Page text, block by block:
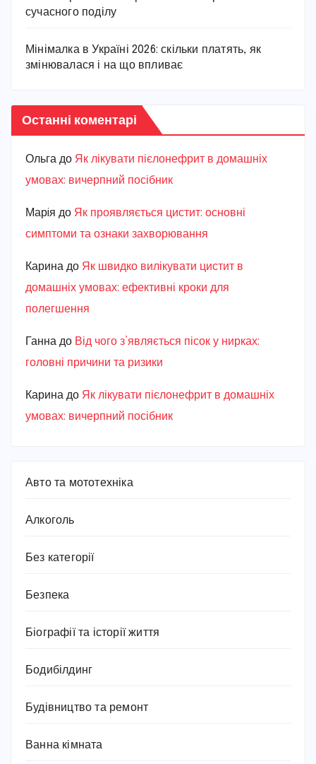
сучасного поділу
Мінімалка в Україні 2026: скільки платять, як
змінювалася і на що впливає
Останні коментарі
Ольга до Як лікувати пієлонефрит в домашніх
умовах: вичерпний посібник
Марiя до Як проявляється цистит: основні
симптоми та ознаки захворювання
Карина до Як швидко вилікувати цистит в
домашніх умовах: ефективні кроки для
полегшення
Ганна до Від чого з’являється пісок у нирках:
головні причини та ризики
Карина до Як лікувати пієлонефрит в домашніх
умовах: вичерпний посібник
Авто та мототехніка
Алкоголь
Без категорії
Безпека
Біографії та історії життя
Бодибілдинг
Будівництво та ремонт
Ванна кімната